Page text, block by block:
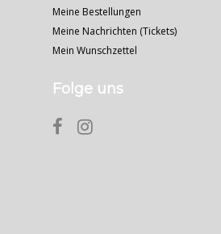
Meine Bestellungen
Meine Nachrichten (Tickets)
Mein Wunschzettel
Folge uns